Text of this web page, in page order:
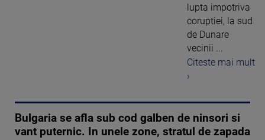
lupta impotriva
coruptiei, la sud
de Dunare
vecinii ...
Citeste mai mult
›
Bulgaria se afla sub cod galben de ninsori si
vant puternic. In unele zone, stratul de zapada